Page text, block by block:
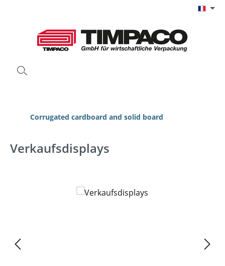
Corrugated cardboard and solid board
Verkaufsdisplays
Ignorer la galerie d'images